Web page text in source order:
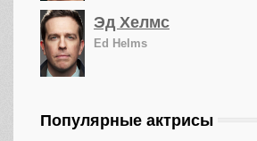
Эд Хелмс
Ed Helms
Популярные актрисы